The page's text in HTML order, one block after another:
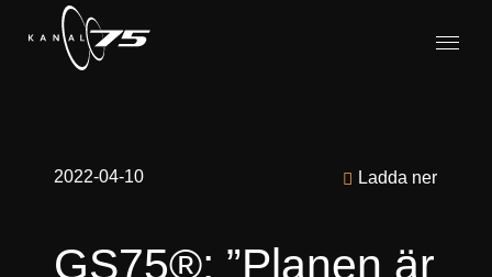
2022-04-10 Ladda ner
GS75®: ”Planen är